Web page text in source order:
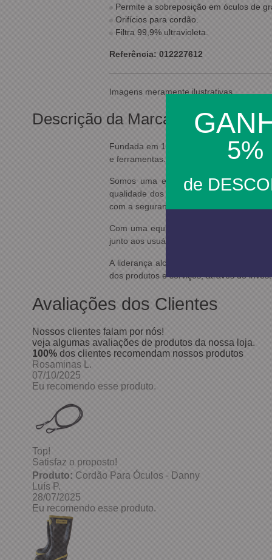
5%
de
Permite a sobreposição em óculos de
Orifícios para cordão.
Filtra 99,9% ultravioleta.
Referência: 012227612
Imagens meramente ilustrativas.
Descrição da Marca
Fundada em 1967, a Carbografite vem
e ferramentas.
Somos uma empresa genuinamente
qualidade dos nossos produtos, o que
com a segurança do ser humano e o
Com uma equipe própria de vendas,
junto aos usuários finais, a Carbografite
A liderança alcançada pela
dos produtos e serviços, através de
Avaliações dos Clientes
Nossos clientes falam por nós!
veja algumas avaliações de produtos da nossa loja.
100% dos clientes recomendam nossos produtos
Rosaminas L.
07/10/2025
Eu recomendo esse produto.
Top!
Satisfaz o proposto!
Produto:Cordão Para Óculos - Danny
Luís P.
28/07/2025
Eu recomendo esse produto.